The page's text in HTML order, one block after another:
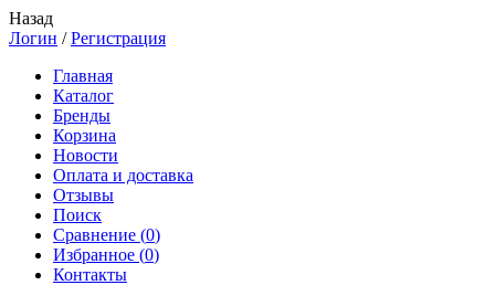
Назад
Логин /Регистрация
Главная
Каталог
Бренды
Корзина
Новости
Оплата и доставка
Отзывы
Поиск
Сравнение (0)
Избранное (0)
Контакты